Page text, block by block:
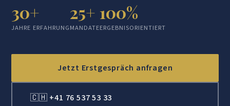
30+
JAHRE ERFAHRUNG
25+
MANDATE
100%
ERGEBNISORIENTIERT
Jetzt Erstgespräch anfragen
🇨🇭 +41 76 537 53 33